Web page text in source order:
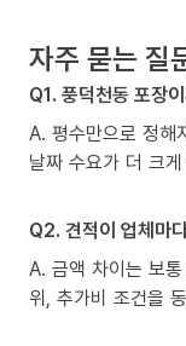
자주 묻는 질
Q1. 풍덕천동 포장
A. 평수만으로 정해
날짜 수요가 더 크
Q2. 견적이 업체마
A. 금액 차이는 보
위, 추가비 조건을